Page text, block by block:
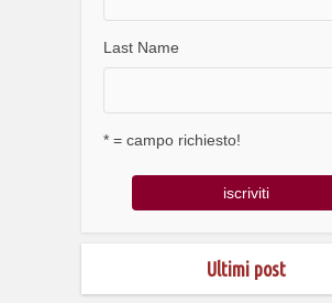
Last Name
* = campo richiesto!
Ultimi post